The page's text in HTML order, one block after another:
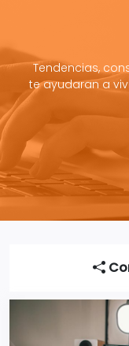
Tendencias,
te ayudaran a